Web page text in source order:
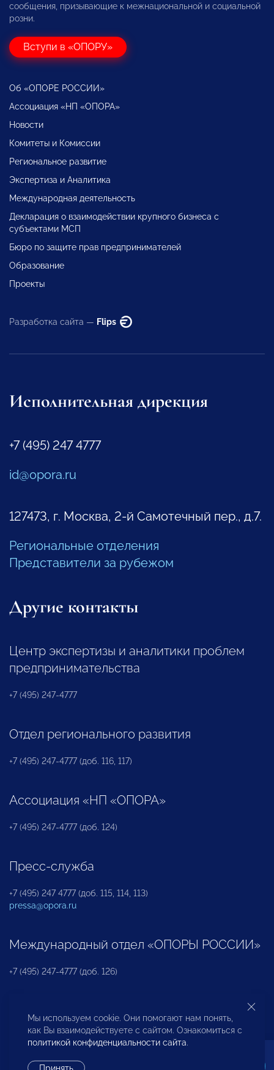
сообщения, призывающие к межнациональной и социальной
розни.
Вступи в «ОПОРУ»
Об «ОПОРЕ РОССИИ»
Ассоциация «НП «ОПОРА»
Новости
Комитеты и Комиссии
Региональное развитие
Экспертиза и Аналитика
Международная деятельность
Декларация о взаимодействии крупного бизнеса с
субъектами МСП
Бюро по защите прав предпринимателей
Образование
Проекты
Разработка сайта — Flips
Исполнительная дирекция
+7 (495) 247 4777
id@opora.ru
127473, г. Москва, 2-й Самотечный пер., д.7.
Региональные отделения
Представители за рубежом
Другие контакты
Центр экспертизы и аналитики проблем
предпринимательства
+7 (495) 247-4777
Отдел регионального развития
+7 (495) 247-4777 (доб. 116, 117)
Ассоциация «НП «ОПОРА»
+7 (495) 247-4777 (доб. 124)
Пресс-служба
+7 (495) 247 4777 (доб. 115, 114, 113)
pressa@opora.ru
Международный отдел «ОПОРЫ РОССИИ»
+7 (495) 247-4777 (доб. 126)
Бюро по защите прав предпринимателей и
инвесторов
Мы используем cookie. Они помогают нам понять,
как Вы взаимодействуете с сайтом. Ознакомиться с
политикой конфиденциальности сайта.
Принять